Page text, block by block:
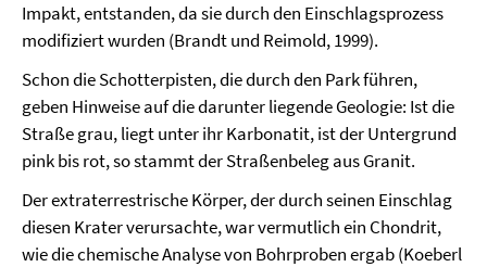
Impakt, entstanden, da sie durch den Einschlagsprozess
modifiziert wurden (Brandt und Reimold, 1999).
Schon die Schotterpisten, die durch den Park führen,
geben Hinweise auf die darunter liegende Geologie: Ist die
Straße grau, liegt unter ihr Karbonatit, ist der Untergrund
pink bis rot, so stammt der Straßenbeleg aus Granit.
Der extraterrestrische Körper, der durch seinen Einschlag
diesen Krater verursachte, war vermutlich ein Chondrit,
wie die chemische Analyse von Bohrproben ergab (Koeberl